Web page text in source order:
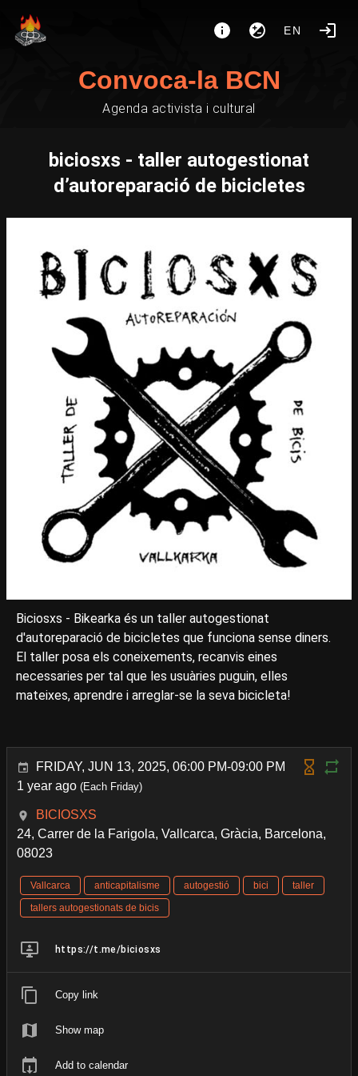
EN
Convoca-la BCN
Agenda activista i cultural
biciosxs - taller autogestionat
d’autoreparació de bicicletes
Biciosxs - Bikearka és un taller autogestionat
d'autoreparació de bicicletes que funciona sense diners.
El taller posa els coneixements, recanvis eines
necessaries per tal que les usuàries puguin, elles
mateixes, aprendre i arreglar-se la seva bicicleta!
FRIDAY, JUN 13, 2025, 06:00 PM-09:00 PM
1 year ago (Each Friday)
BICIOSXS
24, Carrer de la Farigola, Vallcarca, Gràcia, Barcelona,
08023
Vallcarca anticapitalisme autogestió bici
taller
tallers autogestionats de bicis
https://t.me/biciosxs
Copy link
Show map
Add to calendar